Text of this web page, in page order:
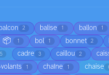
2 balise 1 ballon 1
📦 1 bol 1 bonnet 2
5 cadre 3 caillou 2
1 chaîne 1 chaise